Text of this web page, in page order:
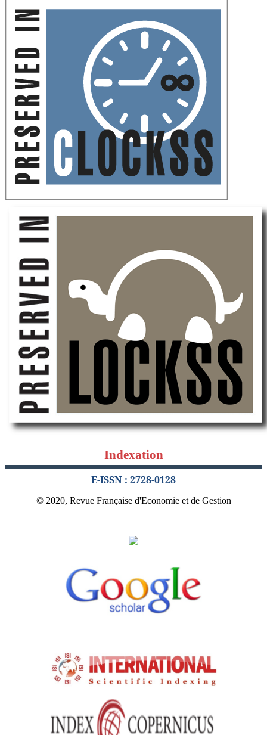
Indexation
E-ISSN : 2728-0128
© 2020, Revue Française d'Economie et de Gestion